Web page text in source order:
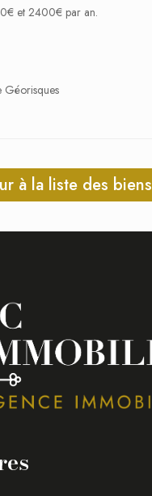
et 2400€ par an.
Géorisques
à la liste des biens